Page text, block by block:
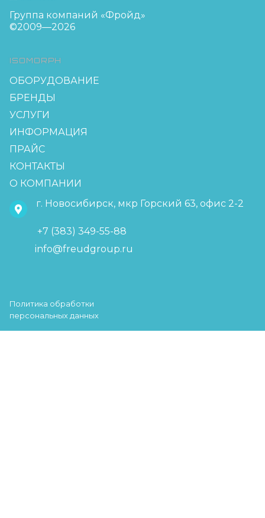
Группа компаний «Фройд»
©2009—2026
ISOMORPH
ОБОРУДОВАНИЕ
БРЕНДЫ
УСЛУГИ
ИНФОРМАЦИЯ
ПРАЙС
КОНТАКТЫ
О КОМПАНИИ
г. Новосибирск, мкр Горский 63, офис 2-2
+7 (383) 349-55-88
info@freudgroup.ru
Политика обработки
персональных данных